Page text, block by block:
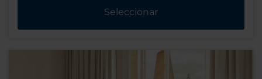
Seleccionar